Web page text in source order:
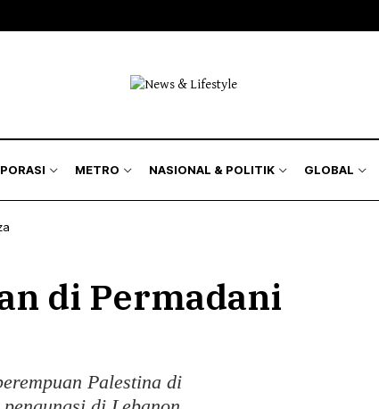
METRO
Kilas Metro
NASIONAL & POLITIK
Politik & Keamanan
GLOBAL
Kilas Metro
di Permadani
Palestina di